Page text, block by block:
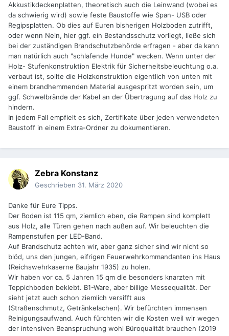
Akkustikdeckenplatten, theoretisch auch die Leinwand (wobei es
da schwierig wird) sowie feste Baustoffe wie Span- USB oder
Regipsplatten. Ob dies auf Euren bisherigen Holzboden zutrifft,
oder wenn Nein, hier ggf. ein Bestandsschutz vorliegt, ließe sich
bei der zuständigen Brandschutzbehörde erfragen - aber da kann
man natürlich auch "schlafende Hunde" wecken. Wenn unter der
Holz- Stufenkonstruktion Elektrik für Sicherheitsbeleuchtung o.a.
verbaut ist, sollte die Holzkonstruktion eigentlich von unten mit
einem brandhemmenden Material ausgespritzt worden sein, um
ggf. Schwelbrände der Kabel an der Übertragung auf das Holz zu
hindern.
In jedem Fall empfielt es sich, Zertifikate über jeden verwendeten
Baustoff in einem Extra-Ordner zu dokumentieren.
Zebra Konstanz
Geschrieben 31. März 2020
Danke für Eure Tipps.
Der Boden ist 115 qm, ziemlich eben, die Rampen sind komplett
aus Holz, alle Türen gehen nach außen auf. Wir beleuchten die
Rampenstufen per LED-Band.
Auf Brandschutz achten wir, aber ganz sicher sind wir nicht so
blöd, uns den jungen, eifrigen Feuerwehrkommandanten ins Haus
(Reichswehrkaserne Baujahr 1935) zu holen.
Wir haben vor ca. 5 Jahren 15 qm die besonders knarzten mit
Teppichboden beklebt. B1-Ware, aber billige Messequalität. Der
sieht jetzt auch schon ziemlich versifft aus
(Straßenschmutz, Getränkelachen). Wir befürchten immensen
Reinigungsaufwand. Auch fürchten wir die Kosten weil wir wegen
der intensiven Beanspruchung wohl Büroqualität brauchen (2019